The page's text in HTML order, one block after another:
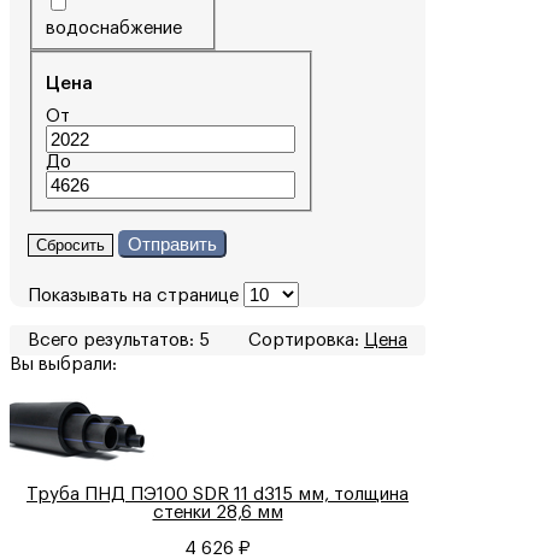
водоснабжение
Цена
От
До
Сбросить Отправить
Показывать на странице
Всего результатов: 5 Сортировка: Цена
Вы выбрали:
Труба ПНД ПЭ100 SDR 11 d315 мм, толщина
стенки 28,6 мм
4 626 ₽